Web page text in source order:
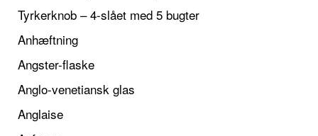
Tyrkerknob – 4-slået med 5 bugter
Anhæftning
Angster-flaske
Anglo-venetiansk glas
Anglaise